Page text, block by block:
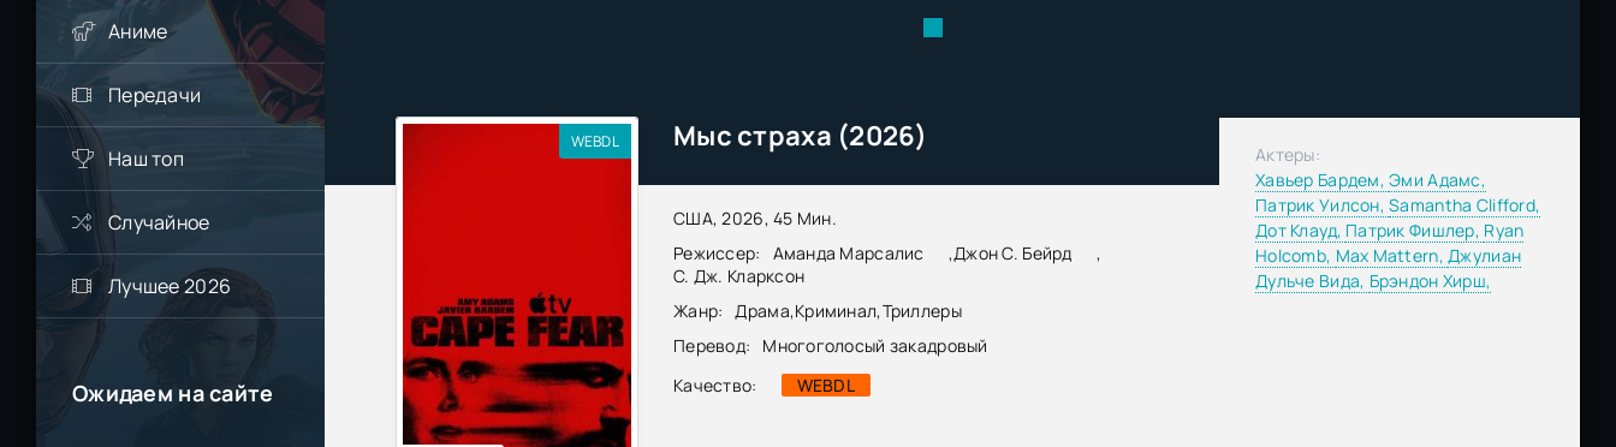
Аниме
Передачи
Наш топ
Случайное
Лучшее 2026
Ожидаем на сайте
Мыс страха (2026)
США, 2026, 45 Мин.
Режиссер:
Аманда Марсалис ,Джон С. Бейрд
,
С. Дж. Кларксон
Жанр:
Драма,Криминал,Триллеры
Перевод:
Многоголосый закадровый
Качество:
WEBDL
WEBDL
Актеры:
Хавьер Бардем,Эми Адамс,
Патрик Уилсон,Samantha Clifford,
Дот Клауд, Патрик Фишлер, Ryan
Holcomb, Max Mattern,Джулиан
Дульче Вида, Брэндон Хирш,